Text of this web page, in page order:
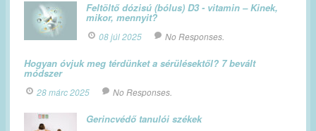
Feltöltő dózisú (bólus) D3 - vitamin – Kinek,
mikor, mennyit?
08 júl 2025 No Responses.
Hogyan óvjuk meg térdünket a sérülésektől? 7 bevált
módszer
28 márc 2025 No Responses.
Gerincvédő tanulói székek